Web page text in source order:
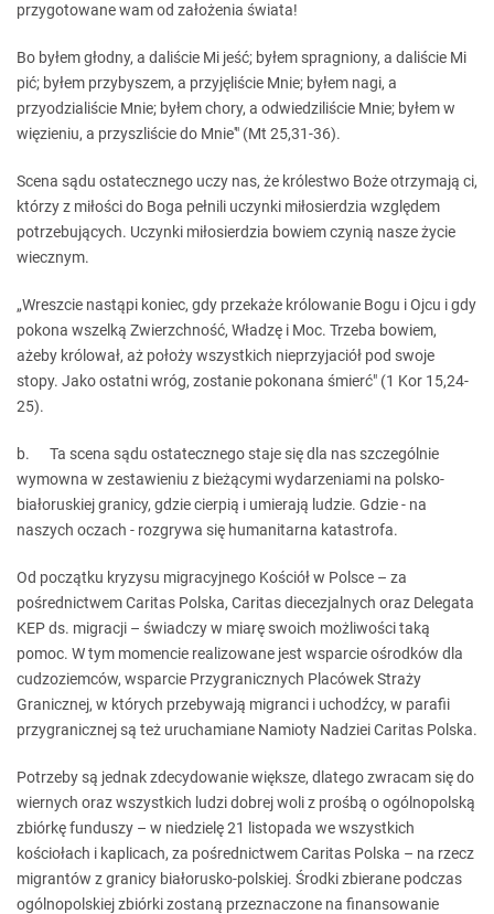
przygotowane wam od założenia świata!
Bo byłem głodny, a daliście Mi jeść; byłem spragniony, a daliście Mi
pić; byłem przybyszem, a przyjęliście Mnie; byłem nagi, a
przyodzialiście Mnie; byłem chory, a odwiedziliście Mnie; byłem w
więzieniu, a przyszliście do Mnie'" (Mt 25,31-36).
Scena sądu ostatecznego uczy nas, że królestwo Boże otrzymają ci,
którzy z miłości do Boga pełnili uczynki miłosierdzia względem
potrzebujących. Uczynki miłosierdzia bowiem czynią nasze życie
wiecznym.
„Wreszcie nastąpi koniec, gdy przekaże królowanie Bogu i Ojcu i gdy
pokona wszelką Zwierzchność, Władzę i Moc. Trzeba bowiem,
ażeby królował, aż położy wszystkich nieprzyjaciół pod swoje
stopy. Jako ostatni wróg, zostanie pokonana śmierć" (1 Kor 15,24-
25).
b. Ta scena sądu ostatecznego staje się dla nas szczególnie
wymowna w zestawieniu z bieżącymi wydarzeniami na polsko-
białoruskiej granicy, gdzie cierpią i umierają ludzie. Gdzie - na
naszych oczach - rozgrywa się humanitarna katastrofa.
Od początku kryzysu migracyjnego Kościół w Polsce – za
pośrednictwem Caritas Polska, Caritas diecezjalnych oraz Delegata
KEP ds. migracji – świadczy w miarę swoich możliwości taką
pomoc. W tym momencie realizowane jest wsparcie ośrodków dla
cudzoziemców, wsparcie Przygranicznych Placówek Straży
Granicznej, w których przebywają migranci i uchodźcy, w parafii
przygranicznej są też uruchamiane Namioty Nadziei Caritas Polska.
Potrzeby są jednak zdecydowanie większe, dlatego zwracam się do
wiernych oraz wszystkich ludzi dobrej woli z prośbą o ogólnopolską
zbiórkę funduszy – w niedzielę 21 listopada we wszystkich
kościołach i kaplicach, za pośrednictwem Caritas Polska – na rzecz
migrantów z granicy białorusko-polskiej. Środki zbierane podczas
ogólnopolskiej zbiórki zostaną przeznaczone na finansowanie